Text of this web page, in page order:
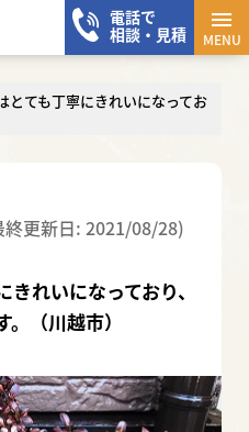
電話で
相談・見積
メ
MENU
とても丁寧にきれいになってお
更新日: 2021/08/28)
れいになっており、
（川越市）